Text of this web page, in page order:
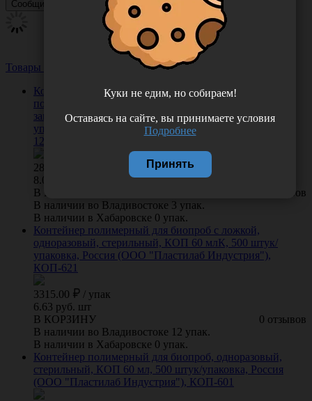
Товары из этой категории
Посмотреть все
Контейнер медицинский для взятия проб, стерильный,
полипропилен, индивидуальная упаковка, 60 мл, с
завинчивающейся крышкой и шпателем, 350 штук/
упаковка, Республика Беларусь (Литопласт-Мед)
12002833
2816.00
8.05 руб. шт
0 отзывов
В КОРЗИНУ
В наличии во Владивостоке 3 упак.
В наличии в Хабаровске 0 упак.
Контейнер полимерный для биопроб с ложкой,
одноразовый, стерильный, КОП 60 млК, 500 штук/
упаковка, Россия (ООО "Пластилаб Индустрия"),
КОП-621
3315.00 / упак
6.63 руб. шт
0 отзывов
В КОРЗИНУ
В наличии во Владивостоке 12 упак.
В наличии в Хабаровске 0 упак.
Контейнер полимерный для биопроб, одноразовый,
стерильный, КОП 60 мл, 500 штук/упаковка, Россия
(ООО "Пластилаб Индустрия"), КОП-601
Куки не едим, но собираем!
Оставаясь на сайте, вы принимаете условия
Подробнее
Принять